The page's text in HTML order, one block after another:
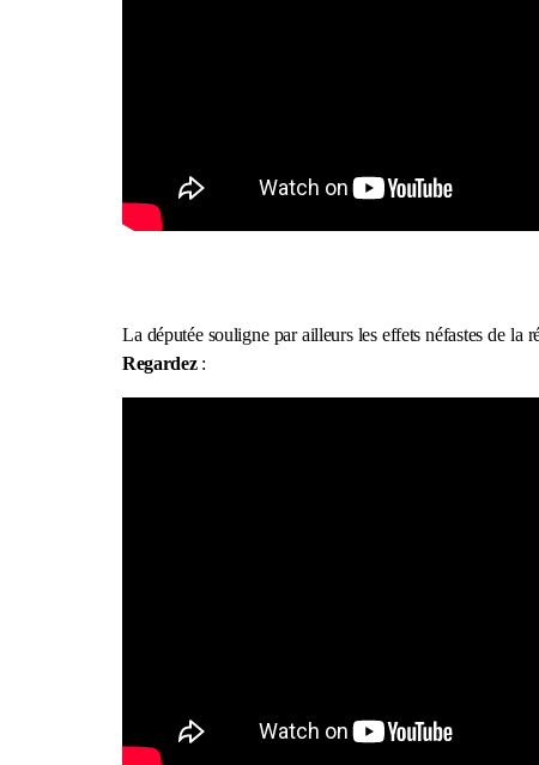
La députée souligne par ailleurs les effets néfastes de la
Regardez: